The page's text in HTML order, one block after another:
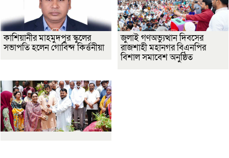
কাশিয়ানীর মাহমুদপুর স্কুলের
সভাপতি হলেন গোবিন্দ কির্ত্তনীয়া
জুলাই গণঅভ্যুত্থান দিবসের
রাজশাহী মহানগর বিএনপির
বিশাল সমাবেশ অনুষ্ঠিত